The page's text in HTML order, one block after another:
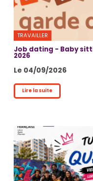
TRAVAILLER
Job dating - Baby
2026
Le 04/09/2026
Lire la suite